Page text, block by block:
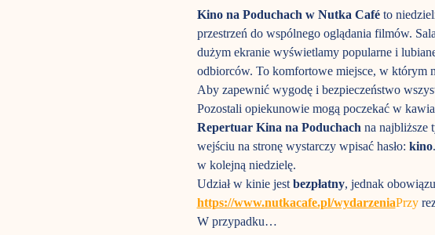
Kino na Poduchach w Nutka Café to
przestrzeń do wspólnego oglądania filmów.
dużym ekranie wyświetlamy popularne i
odbiorców. To komfortowe miejsce, w którym
Aby zapewnić wygodę i bezpieczeństwo
Pozostali opiekunowie mogą poczekać w
Repertuar Kina na Poduchach na najbliższe
wejściu na stronę wystarczy wpisać hasło: kino
w kolejną niedzielę.
Udział w kinie jest bezpłatny, jednak
https://www.nutkacafe.pl/wydarzeniaPrzy
W przypadku…